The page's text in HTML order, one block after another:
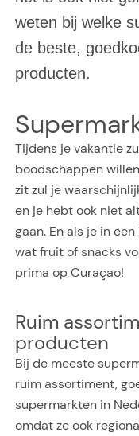
weten bij welke
de beste,
producten.
Tijdens je vakantie
boodschappen
zit zul je
en je hebt ook niet
gaan. En als je in
wat fruit of snacks
prima op Curaçao!
Ruim
producten
Bij de meeste
ruim assortiment,
supermarkten in
omdat ze ook